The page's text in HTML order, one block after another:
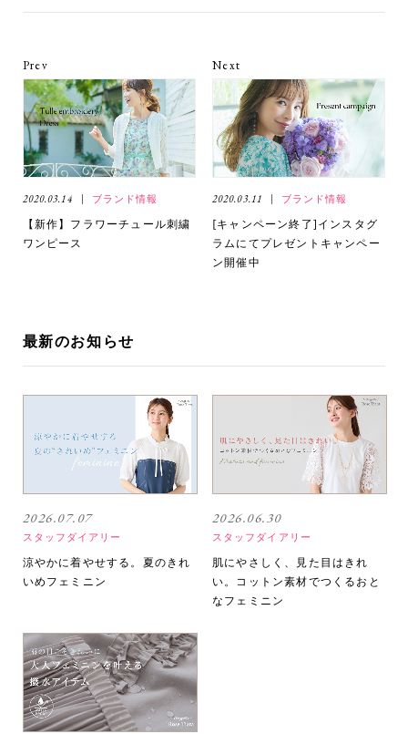
Prev
2020.03.14 ブランド情報
【新作】フラワーチュール刺繍
ワンピース
Next
2020.03.11 ブランド情報
[キャンペーン終了]インスタグ
ラムにてプレゼントキャンペー
ン開催中
最新のお知らせ
2026.07.07
スタッフダイアリー
涼やかに着やせする。夏のきれ
いめフェミニン
2026.06.30
スタッフダイアリー
肌にやさしく、見た目はきれ
い。コットン素材でつくるおと
なフェミニン